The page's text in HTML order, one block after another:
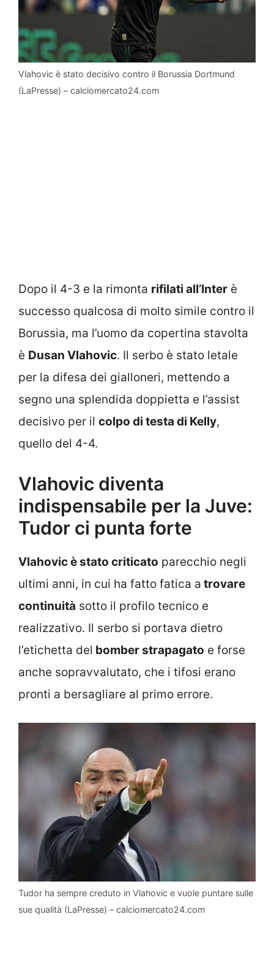
Vlahovic è stato decisivo contro il Borussia Dortmund
(LaPresse) – calciomercato24.com
Dopo il 4-3 e la rimonta rifilati all’Inter è
successo qualcosa di molto simile contro il
Borussia, ma l’uomo da copertina stavolta
è Dusan Vlahovic. Il serbo è stato letale
per la difesa dei gialloneri, mettendo a
segno una splendida doppietta e l’assist
decisivo per il colpo di testa di Kelly,
quello del 4-4.
Vlahovic diventa
indispensabile per la Juve:
Tudor ci punta forte
Vlahovic è stato criticato parecchio negli
ultimi anni, in cui ha fatto fatica a trovare
continuità sotto il profilo tecnico e
realizzativo. Il serbo si portava dietro
l’etichetta del bomber strapagato e forse
anche sopravvalutato, che i tifosi erano
pronti a bersagliare al primo errore.
Tudor ha sempre creduto in Vlahovic e vuole puntare sulle
sue qualità (LaPresse) – calciomercato24.com